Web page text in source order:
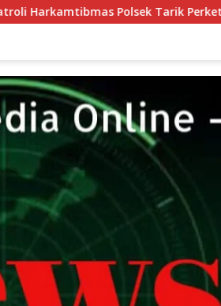
Tarik Perketat Pengawasan,